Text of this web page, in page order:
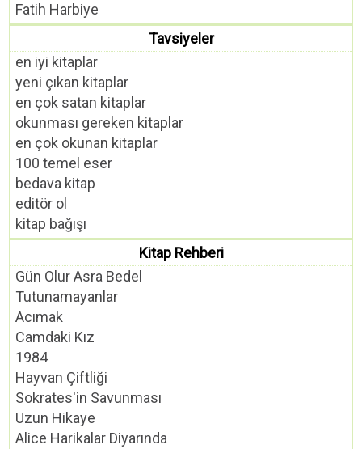
Fatih Harbiye
Tavsiyeler
en iyi kitaplar
yeni çıkan kitaplar
en çok satan kitaplar
okunması gereken kitaplar
en çok okunan kitaplar
100 temel eser
bedava kitap
editör ol
kitap bağışı
Kitap Rehberi
Gün Olur Asra Bedel
Tutunamayanlar
Acımak
Camdaki Kız
1984
Hayvan Çiftliği
Sokrates'in Savunması
Uzun Hikaye
Alice Harikalar Diyarında